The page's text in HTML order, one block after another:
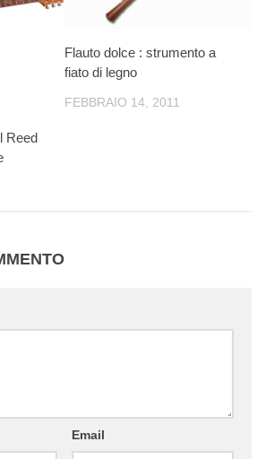
Reed
Flauto dolce : strumento a
fiato di legno
FEBBRAIO 14, 2011
Email